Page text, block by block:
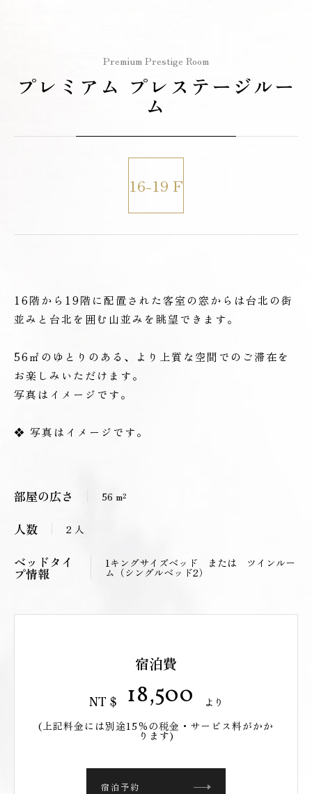
Premium Prestige Room
プレミアム プレステージルー
ム
16-19 F
16階から19階に配置された客室の窓からは台北の街
並みと台北を囲む山並みを眺望できます。
56㎡のゆとりのある、より上質な空間でのご滞在を
お楽しみいただけます。
写真はイメージです。
❖ 写真はイメージです。
部屋の広さ 56 m²
人数 2 人
ベッドタイ
プ情報
1キングサイズベッド または ツインルー
ム（シングルベッド2）
宿泊費
NT $ 18,500
より
(上記料金には別途15％の税金・サービス料がかか
ります)
宿泊予約